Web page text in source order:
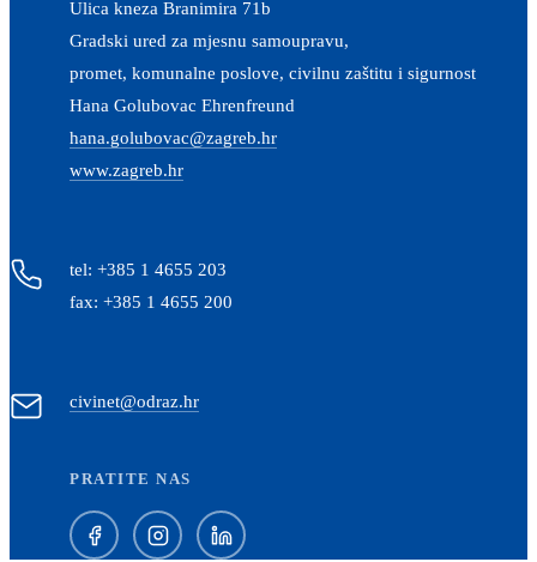
Ulica kneza Branimira 71b
Gradski ured za mjesnu samoupravu,
promet, komunalne poslove, civilnu zaštitu i sigurnost
Hana Golubovac Ehrenfreund
hana.golubovac@zagreb.hr
www.zagreb.hr
tel: +385 1 4655 203
fax: +385 1 4655 200
civinet@odraz.hr
PRATITE NAS